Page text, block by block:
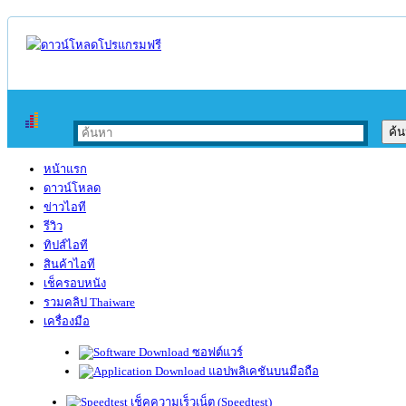
หน้าแรก
ดาวน์โหลด
ข่าวไอที
รีวิว
ทิปส์ไอที
สินค้าไอที
เช็ครอบหนัง
รวมคลิป Thaiware
เครื่องมือ
ซอฟต์แวร์
แอปพลิเคชันบนมือถือ
เช็คความเร็วเน็ต (Speedtest)